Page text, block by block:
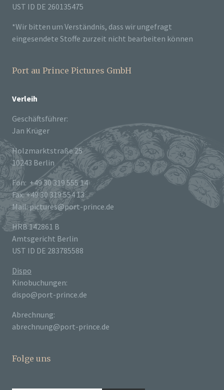
UST ID DE 260135475
*Wir bitten um Verständnis, dass wir ungefragt
eingesendete Stoffe zurzeit nicht bearbeiten können
Port au Prince Pictures GmbH
Verleih
Geschäftsführer:
Jan Krüger
Holzmarktstraße 25
10243 Berlin
Fon: +49 30 319 555 14
Fax: +49 30 319 554 13
Mail: pictures@port-prince.de
HRB 142861 B
Amtsgericht Berlin
UST ID DE 283785588
Dispo
Kinobuchungen:
dispo@port-prince.de
Abrechnung:
abrechnung@port-prince.de
Folge uns